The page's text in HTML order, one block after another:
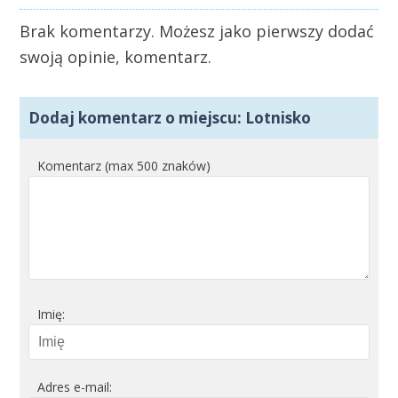
Brak komentarzy. Możesz jako pierwszy dodać
swoją opinie, komentarz.
Dodaj komentarz o miejscu: Lotnisko
Komentarz (max 500 znaków)
Imię:
Adres e-mail: